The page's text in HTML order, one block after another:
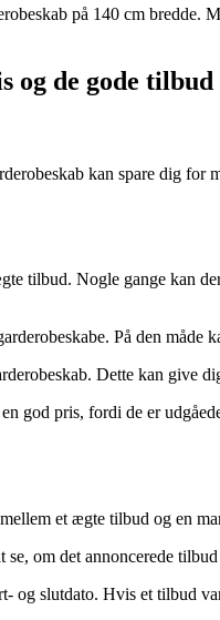
på 140 cm
og de gode tilbud
kan spare dig
tilbud. Nogle gange kan
På den
Dette kan
god pris, fordi de er
et ægte tilbud og en
om det annoncerede
slutdato. Hvis et tilbud